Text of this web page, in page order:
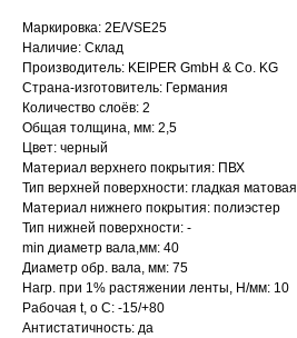
Маркировка: 2E/VSE25
Наличие: Склад
Производитель: KEIPER GmbH & Co. KG
Страна-изготовитель: Германия
Количество слоёв: 2
Общая толщина, мм: 2,5
Цвет: черный
Материал верхнего покрытия: ПВХ
Тип верхней поверхности: гладкая матовая
Материал нижнего покрытия: полиэстер
Тип нижней поверхности: -
min диаметр вала,мм: 40
Диаметр обр. вала, мм: 75
Нагр. при 1% растяжении ленты, Н/мм: 10
Рабочая t, о С: -15/+80
Антистатичность: да